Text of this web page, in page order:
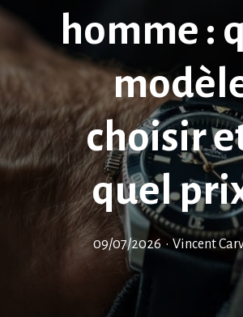
homme :
choisir
quel
09/07/2026 • Vincent